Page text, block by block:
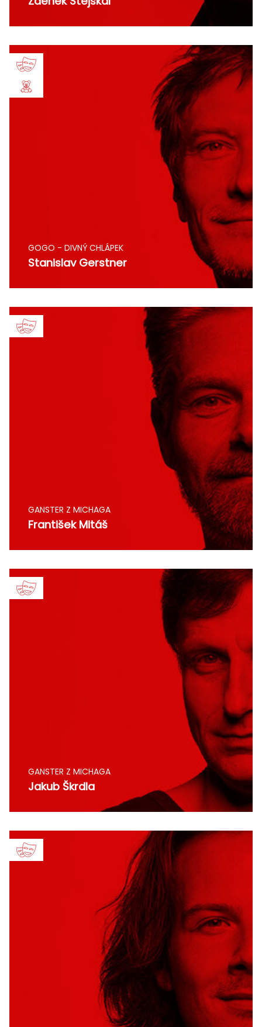
GOGO - DIVNÝ CHLÁPEK
Stanislav Gerstner
GANSTER Z MICHAGA
František Mitáš
GANSTER Z MICHAGA
Jakub Škrdla